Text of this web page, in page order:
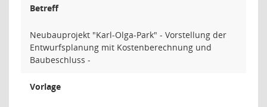
Betreff
Neubauprojekt "Karl-Olga-Park" - Vorstellung der
Entwurfsplanung mit Kostenberechnung und
Baubeschluss -
Vorlage